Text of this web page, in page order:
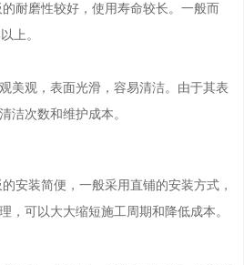
耐磨性较好，使用寿命较长。一般而
上。
美观，表面光滑，容易清洁。由于其表
洁次数和维护成本。
安装简便，一般采用直铺的安装方式，
，可以大大缩短施工周期和降低成本。